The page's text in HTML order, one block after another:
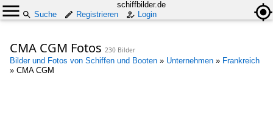
schiffbilder.de
Suche
Registrieren Login
CMA CGM Fotos 230 Bilder
Bilder und Fotos von Schiffen und Booten » Unternehmen » Frankreich
» CMA CGM